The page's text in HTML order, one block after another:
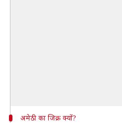
अमेठी का जिक्र क्यों?